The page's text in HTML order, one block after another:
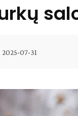
2025-07-31